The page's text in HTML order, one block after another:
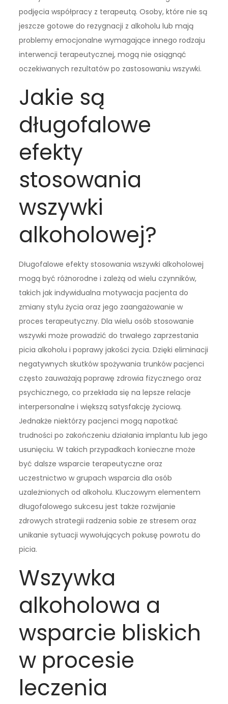
podjęcia współpracy z terapeutą. Osoby, które nie są
jeszcze gotowe do rezygnacji z alkoholu lub mają
problemy emocjonalne wymagające innego rodzaju
interwencji terapeutycznej, mogą nie osiągnąć
oczekiwanych rezultatów po zastosowaniu wszywki.
Jakie są
długofalowe
efekty
stosowania
wszywki
alkoholowej?
Długofalowe efekty stosowania wszywki alkoholowej
mogą być różnorodne i zależą od wielu czynników,
takich jak indywidualna motywacja pacjenta do
zmiany stylu życia oraz jego zaangażowanie w
proces terapeutyczny. Dla wielu osób stosowanie
wszywki może prowadzić do trwałego zaprzestania
picia alkoholu i poprawy jakości życia. Dzięki eliminacji
negatywnych skutków spożywania trunków pacjenci
często zauważają poprawę zdrowia fizycznego oraz
psychicznego, co przekłada się na lepsze relacje
interpersonalne i większą satysfakcję życiową.
Jednakże niektórzy pacjenci mogą napotkać
trudności po zakończeniu działania implantu lub jego
usunięciu. W takich przypadkach konieczne może
być dalsze wsparcie terapeutyczne oraz
uczestnictwo w grupach wsparcia dla osób
uzależnionych od alkoholu. Kluczowym elementem
długofalowego sukcesu jest także rozwijanie
zdrowych strategii radzenia sobie ze stresem oraz
unikanie sytuacji wywołujących pokusę powrotu do
picia.
Wszywka
alkoholowa a
wsparcie bliskich
w procesie
leczenia